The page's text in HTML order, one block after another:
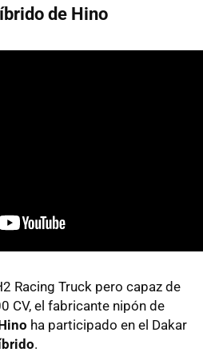
de Hino
Racing Truck pero capaz de
CV, el fabricante nipón de
ha participado en el Dakar
.